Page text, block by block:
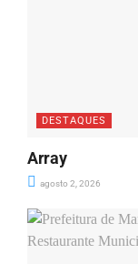
DESTAQUES
Array
agosto 2, 2026